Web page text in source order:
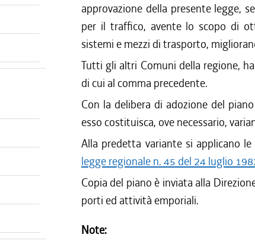
approvazione della presente legge,
per il traffico, avente lo scopo di
sistemi e mezzi di trasporto,
Tutti gli altri Comuni della regione,
di cui al comma precedente.
Con la delibera di adozione del
esso costituisca, ove necessario,
Alla predetta variante si applicano
legge regionale n. 45 del 24 luglio
Copia del piano è inviata alla
porti ed attività emporiali.
Note: